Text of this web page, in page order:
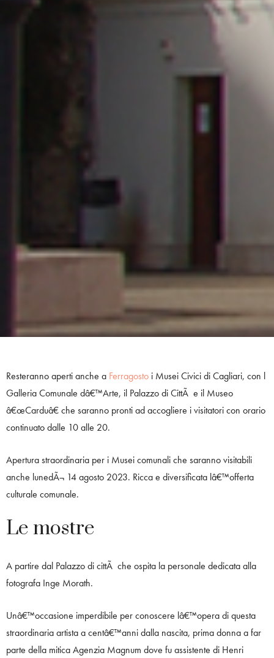
Resteranno aperti anche a Ferragosto i Musei Civici di Cagliari, con l
Galleria Comunale dâ€™Arte, il Palazzo di CittÃ e il Museo
â€œCarduâ€ che saranno pronti ad accogliere i visitatori con orario
continuato dalle 10 alle 20.
Apertura straordinaria per i Musei comunali che saranno visitabili
anche lunedÃ¬ 14 agosto 2023. Ricca e diversificata lâ€™offerta
culturale comunale.
Le mostre
A partire dal Palazzo di cittÃ che ospita la personale dedicata alla
fotografa Inge Morath.
Unâ€™occasione imperdibile per conoscere lâ€™opera di questa
straordinaria artista a centâ€™anni dalla nascita, prima donna a far
parte della mitica Agenzia Magnum dove fu assistente di Henri